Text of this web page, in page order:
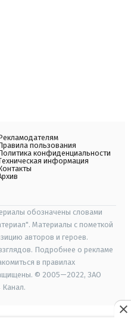
пользования
конфиденциальности
информация
обозначены словами
Материалы с пометкой
авторов и героев.
Подробнее о рекламе
в правилах
© 2005—2022, ЗАО